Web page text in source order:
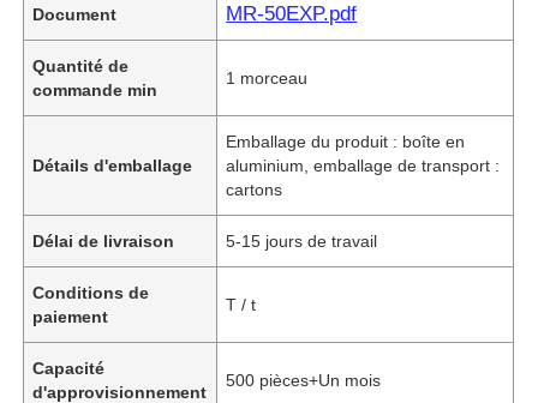
Document MR-50EXP.pdf
Quantité de
commande min
1 morceau
Détails d'emballage
Emballage du produit : boîte en
aluminium, emballage de transport :
cartons
Délai de livraison 5-15 jours de travail
Conditions de
paiement
T / t
Capacité
d'approvisionnement
500 pièces+Un mois